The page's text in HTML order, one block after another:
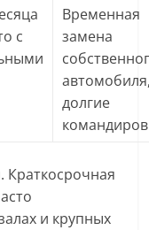
с
Временная
замена
долгие
и крупных